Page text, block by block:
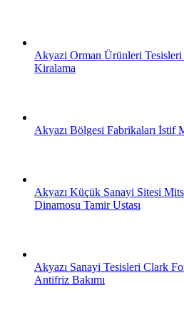
Akyazi Orman Ürünleri
Kiralama
Akyazı Bölgesi Fabrikaları İstif
Akyazı Küçük Sanayi Sitesi
Dinamosu Tamir Ustası
Akyazı Sanayi Tesisleri Clark
Antifriz Bakımı